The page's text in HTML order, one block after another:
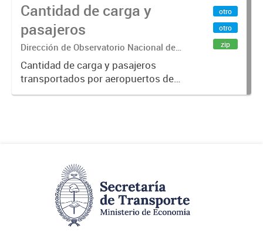
Cantidad de carga y
pasajeros
Dirección de Observatorio Nacional de
Transporte
Cantidad de carga y pasajeros
transportados por aeropuertos de
la República Argentina. Fuente: Sig
otro
otro
zip